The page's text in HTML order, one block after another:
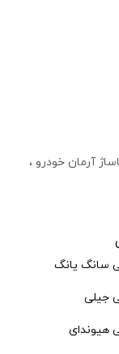
آرمان خودرو ،
سانگ یانگ
جیلی
هیوندای